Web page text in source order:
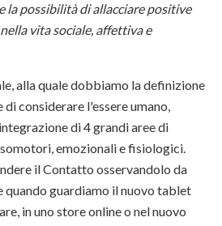
la possibilità di allacciare positive
vita sociale, affettiva e
alla quale dobbiamo la definizione
considerare l'essere umano,
di 4 grandi aree di
emozionali e fisiologici.
il Contatto osservandolo da
quando guardiamo il nuovo tablet
in uno store online o nel nuovo